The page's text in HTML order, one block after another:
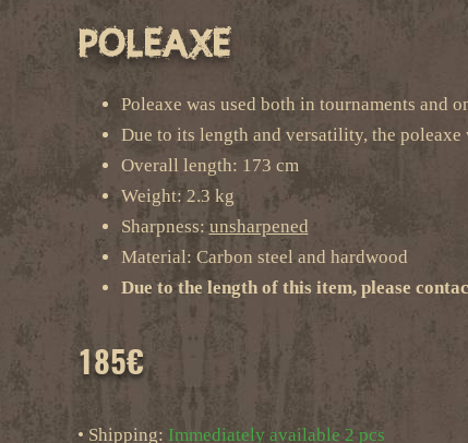
Poleaxe
Poleaxe was used both in tournaments and
Due to its length and versatility, the
Overall length: 173 cm
Weight: 2.3 kg
Sharpness: unsharpened
Material: Carbon steel and hardwood
Due to the length of this item, please
185€
• Shipping: Immediately available 2 pcs